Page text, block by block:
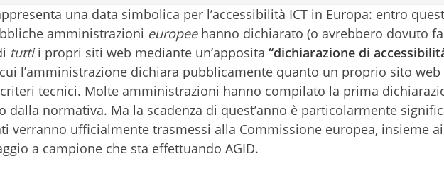
una data simbolica per l’accessibilità ICT in Europa: entro
amministrazioni europeehanno dichiarato (o avrebbero dovuto
tuttii propri siti web mediante un’apposita “dichiarazione di
l’amministrazione dichiara pubblicamente quanto un proprio sito web
tecnici. Molte amministrazioni hanno compilato la prima
dalla normativa. Ma la scadenza di quest’anno è particolarmente
verranno ufficialmente trasmessi alla Commissione europea, insieme ai
a campione che sta effettuando AGID.